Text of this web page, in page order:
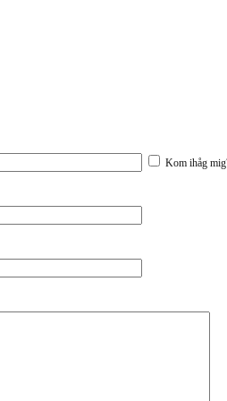
Kom ihåg